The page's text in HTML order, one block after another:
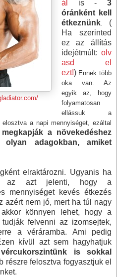
ál
is - 3
óránként kell
étkeznünk. (
Ha szerinted
ez az állítás
idejétmúlt: olv
asd el
ezt!) Ennek több
oka van. Az
egyik az, hogy
folyamatosan
ellássuk a
a napi mennyiséget, ezáltal
a növekedéshez
olyan adagokban, amiket
elraktározni. Ugyanis ha
az azt jelenti, hogy a
mennyiséget kevés étkezés
azért nem jó, mert ha túl nagy
könnyen lehet, hogy a
felvenni az izomsejtek,
a véráramba. Ami pedig
kívül azt sem hagyhatjuk
is sokkal
részre felosztva fogyasztjuk el